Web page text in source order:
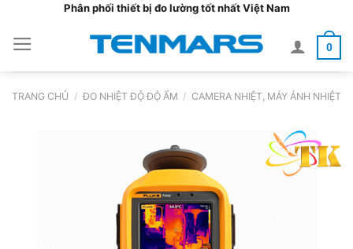
nội
dung
Phân phối thiết bị đo lường tốt nhất Việt Nam
0
TRANG CHỦ / ĐO NHIỆT ĐỘ ĐỘ ẨM / CAMERA NHIỆT, MÁY ẢNH NHIỆT